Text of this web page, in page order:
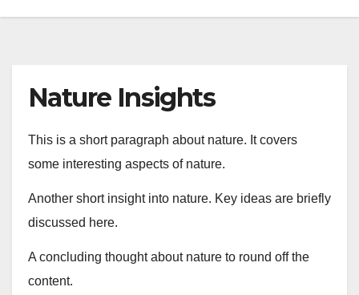
Nature Insights
This is a short paragraph about nature. It covers
some interesting aspects of nature.
Another short insight into nature. Key ideas are briefly
discussed here.
A concluding thought about nature to round off the
content.